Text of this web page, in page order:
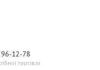
12-78
торгівлі